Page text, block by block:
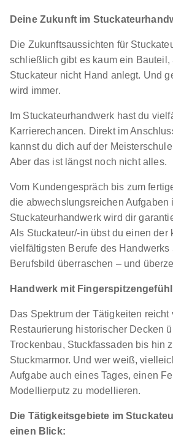
Deine Zukunft im
Die Zukunftsaussichten für
schließlich gibt es kaum ein Bauteil,
Stuckateur nicht Hand anlegt. Und
wird immer.
Im Stuckateurhandwerk hast du
Karrierechancen. Direkt im
kannst du dich auf der
Aber das ist längst noch nicht alles.
Vom Kundengespräch bis zum
die abwechslungsreichen Aufgaben
Stuckateurhandwerk wird dir
Als Stuckateur/-in übst du einen der
vielfältigsten Berufe des Handwerks
Berufsbild überraschen – und
Handwerk mit Fingerspitzengefühl
Das Spektrum der Tätigkeiten reicht
Restaurierung historischer Decken
Trockenbau, Stuckfassaden bis hin
Stuckmarmor. Und wer weiß,
Aufgabe auch eines Tages, einen
Modellierputz zu modellieren.
Die Tätigkeitsgebiete im
einen Blick: